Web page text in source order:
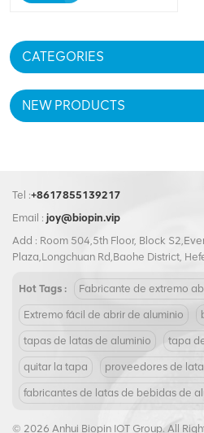
alimentos procesados
enlatados, alimentos
autoclaveados enlatados,
productos agrícolas, aceite
lubricante, aceite comestible,
verduras, frijoles, frutas, etc.
CATEGORIES
NEW PRODUCTS
Tel :+8617855139217
Email : joy@biopin.vip
Add : Room 504,5th Floor, Block
Plaza,Longchuan Rd,Baohe District,
Hot Tags : Fabricante de extremo
Extremo fácil de abrir de aluminio
tapas de latas de aluminio tapa
quitar la tapa proveedores de
fabricantes de latas de bebidas de
© 2026 Anhui Biopin IOT Group. All